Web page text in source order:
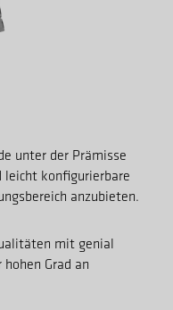
unter der Prämisse
konfigurierbare
anzubieten.
mit genial
Grad an